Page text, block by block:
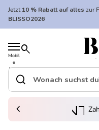
Zum Inhalt springen
Jetzt10 % Rabatt auf alles zur
BLISSO2026
Mobil
e
Navi
gatio
search
Startseite
Suche"
search
(Link öffnet in neuem
chevron_left